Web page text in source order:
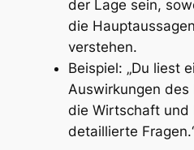
der Lage sein,
die
verstehen.
Beispiel: „Du liest
Auswirkungen
die Wirtschaft
detaillierte